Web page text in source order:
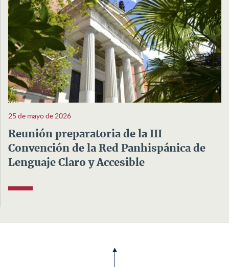
25 de mayo de 2026
Reunión preparatoria de la III
Convención de la Red Panhispánica de
Lenguaje Claro y Accesible